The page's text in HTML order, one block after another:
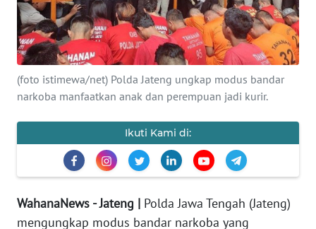
(foto istimewa/net) Polda Jateng ungkap modus bandar
narkoba manfaatkan anak dan perempuan jadi kurir.
Ikuti Kami di:
WahanaNews - Jateng | Polda Jawa Tengah (Jateng)
mengungkap modus bandar narkoba yang
BOROBUDUR
Informasi
INDEKS
BERITA
KONTAK
IKLAN